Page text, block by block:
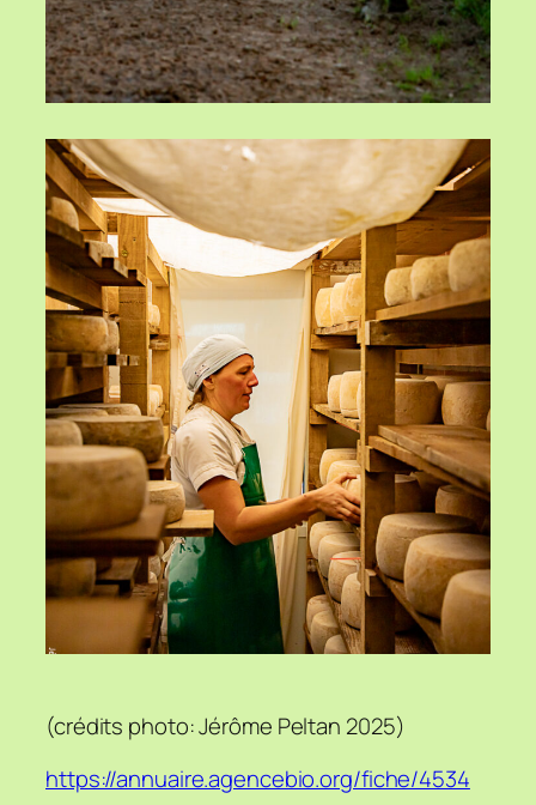
(crédits photo: Jérôme Peltan 2025)
https://annuaire.agencebio.org/fiche/4534